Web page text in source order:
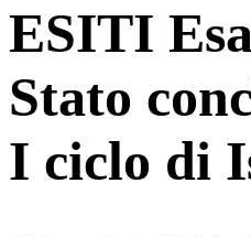
ESITI
Stato
I ciclo di